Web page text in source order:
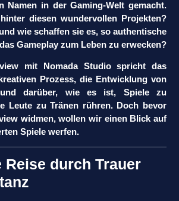
Namen in der Gaming-Welt gemacht.
diesen wundervollen Projekten?
wie schaffen sie es, so authentische
Gameplay zum Leben zu erwecken?
mit Nomada Studio spricht das
Prozess, die Entwicklung von
darüber, wie es ist, Spiele zu
Leute zu Tränen rühren. Doch bevor
widmen, wollen wir einen Blick auf
Spiele werfen.
Reise durch Trauer